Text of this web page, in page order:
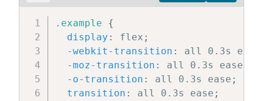
.example
{
display : flex ;
-webkit-transition : all 0.3s ease
-moz-transition : all 0.3s ease
-o-transition : all 0.3s ease ;
transition : all 0.3s ease ;